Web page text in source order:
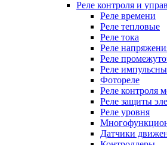
Реле контроля и
Реле времени
Реле тепловые
Реле тока
Реле
Реле
Реле
Фотореле
Реле контроля
Реле защиты
Реле уровня
Датчики